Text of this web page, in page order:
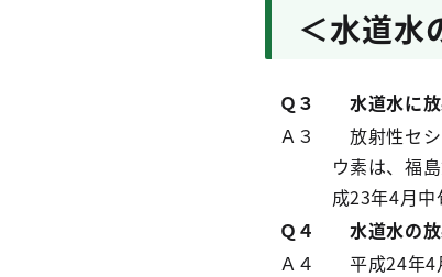
＜水道水
Ｑ３
水道水に
Ａ３
放射性セ
ウ素は、福
成23年4月中
Ｑ４
水道水の
Ａ４
平成24年4